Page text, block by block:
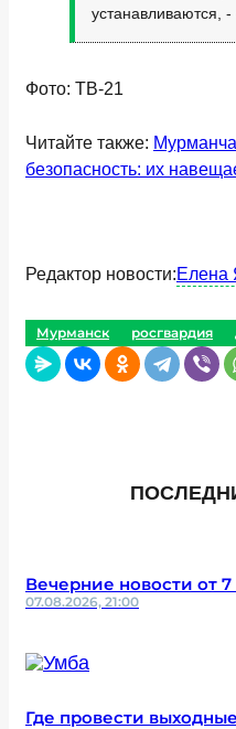
устанавливаются,
Фото: ТВ-21
Читайте также:
безопасность: их
Редактор новости:Елена
Мурманск росгвардия
Вечерние новости от 7
07.08.2026, 21:00
Где провести